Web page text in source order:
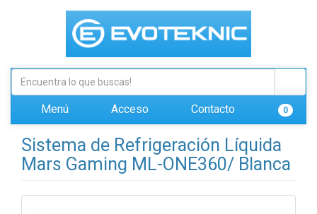
Menú Acceso Contacto 0
Sistema de Refrigeración Líquida
Mars Gaming ML-ONE360/ Blanca